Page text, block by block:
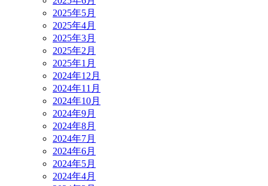
2025年5月
2025年4月
2025年3月
2025年2月
2025年1月
2024年12月
2024年11月
2024年10月
2024年9月
2024年8月
2024年7月
2024年6月
2024年5月
2024年4月